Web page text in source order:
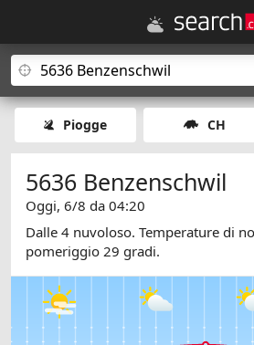
Piogge CH
5636 Benzenschwil
Oggi, 6/8 da 04:20
Dalle 4 nuvoloso. Temperature di
pomeriggio 29 gradi.